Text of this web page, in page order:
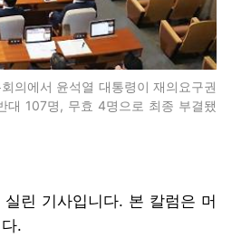
의에서 윤석열 대통령이 재의요구권
107명, 무효 4명으로 최종 부결됐
린 기사입니다. 본 칼럼은 머
.